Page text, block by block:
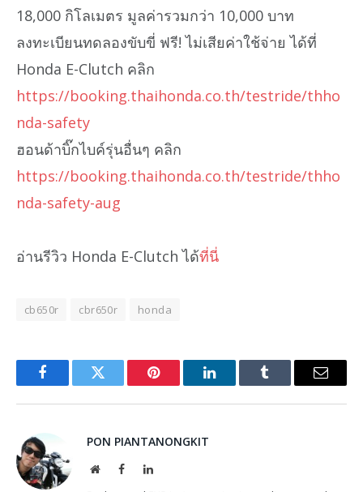
18,000 กิโลเมตร มูลค่ารวมกว่า 10,000 บาท
ลงทะเบียนทดลองขับขี่ ฟรี! ไม่เสียค่าใช้จ่าย ได้ที่
Honda E-Clutch คลิก
https://booking.thaihonda.co.th/testride/thho
nda-safety
ฮอนด้าบิ๊กไบค์รุ่นอื่นๆ คลิก
https://booking.thaihonda.co.th/testride/thho
nda-safety-aug
อ่านรีวิว Honda E-Clutch ได้ที่นี่
cb650r cbr650r honda
FacebookTwitter Pinterest LinkedInTumblr Email
PON PIANTANONGKIT
WebsiteFacebookLinkedIn